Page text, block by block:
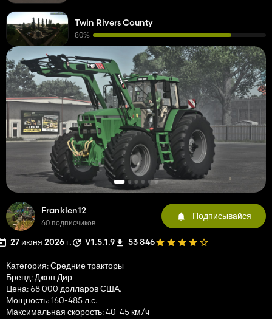
Franklen12
60 подписчиков
Подписывайся
27 июня 2026 г. V1.5.1.9 53 846
Категория: Средние тракторы
Бренд: Джон Дир
Цена: 68 000 долларов США.
Мощность: 160-485 л.с.
Максимальная скорость: 40-45 км/ч
Twin Rivers County
80%